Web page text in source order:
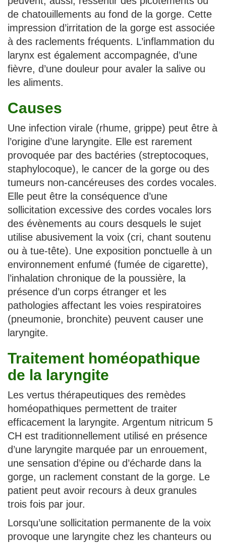
de chatouillements au fond de la gorge. Cette
impression d’irritation de la gorge est associée
à des raclements fréquents. L’inflammation du
larynx est également accompagnée, d’une
fièvre, d’une douleur pour avaler la salive ou
les aliments.
Causes
Une infection virale (rhume, grippe) peut être à
l’origine d’une laryngite. Elle est rarement
provoquée par des bactéries (streptocoques,
staphylocoque), le cancer de la gorge ou des
tumeurs non-cancéreuses des cordes vocales.
Elle peut être la conséquence d’une
sollicitation excessive des cordes vocales lors
des évènements au cours desquels le sujet
utilise abusivement la voix (cri, chant soutenu
ou à tue-tête). Une exposition ponctuelle à un
environnement enfumé (fumée de cigarette),
l’inhalation chronique de la poussière, la
présence d’un corps étranger et les
pathologies affectant les voies respiratoires
(pneumonie, bronchite) peuvent causer une
laryngite.
Traitement homéopathique
de la laryngite
Les vertus thérapeutiques des remèdes
homéopathiques permettent de traiter
efficacement la laryngite. Argentum nitricum 5
CH est traditionnellement utilisé en présence
d’une laryngite marquée par un enrouement,
une sensation d’épine ou d’écharde dans la
gorge, un raclement constant de la gorge. Le
patient peut avoir recours à deux granules
trois fois par jour.
Lorsqu’une sollicitation permanente de la voix
provoque une laryngite chez les chanteurs ou